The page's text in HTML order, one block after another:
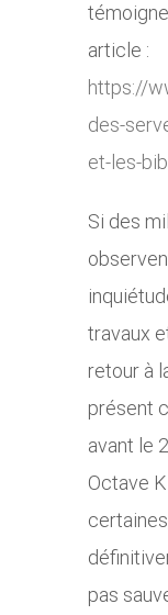
article :
https://
des-
et-les-
Si des
travaux
retour à
présent
avant le
Octave
pas